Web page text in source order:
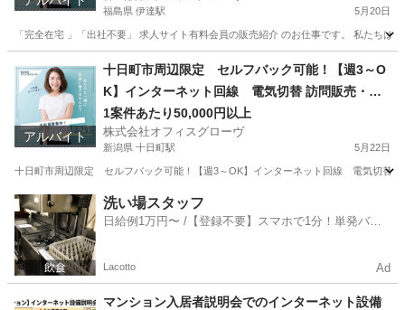
福島県 伊達駅 5月20日
「完全在宅 」「出社不要」 求人サイト有料会員の販売紹介 のお仕事です。 私たち
伊達駅 営業 求人サイト
アルバイト
十日町市周辺限定 セルフバック可能！【週3～O
K】インターネット回線 電気切替 訪問販売・紹
介
1案件あたり50,000円以上
株式会社オフィスグローヴ
新潟県 十日町駅 5月22日
十日町市周辺限定 セルフバック可能！【週3～OK】インターネット回線 電気切替
新潟 十日町市 十日町駅 営業
洗い場スタッフ
日給例1万円〜 /【登録不要】スマホで1分！単発バイ
Lacotto Ad
マンション入居者説明会でのインターネット設備